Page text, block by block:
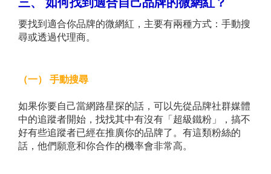
要找到適合你品牌的微網紅，主要有兩種方式：手動搜
尋或透過代理商。
（一） 手動搜尋
如果你要自己當網路星探的話，可以先從品牌社群媒體
中的追蹤者開始，找找其中有沒有「超級鐵粉」，搞不
好有些追蹤者已經在推廣你的品牌了。有這類粉絲的
話，他們願意和你合作的機率會非常高。